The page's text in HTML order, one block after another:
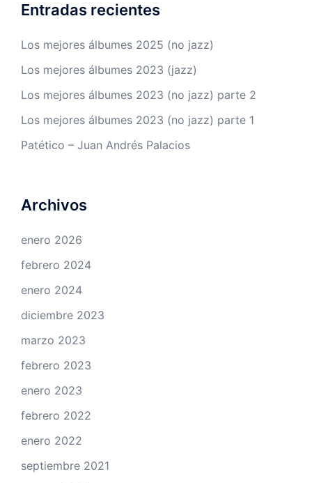
Entradas recientes
Los mejores álbumes 2025 (no jazz)
Los mejores álbumes 2023 (jazz)
Los mejores álbumes 2023 (no jazz) parte 2
Los mejores álbumes 2023 (no jazz) parte 1
Patético – Juan Andrés Palacios
Archivos
enero 2026
febrero 2024
enero 2024
diciembre 2023
marzo 2023
febrero 2023
enero 2023
febrero 2022
enero 2022
septiembre 2021